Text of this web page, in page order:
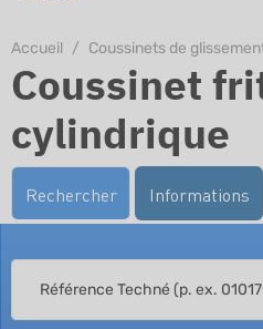
Accueil Coussinets de
Coussinet
cylindrique
Rechercher Informations